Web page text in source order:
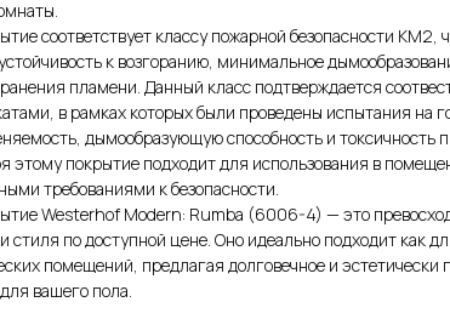
соответствует классу пожарной безопасности КМ2,
к возгоранию, минимальное
пламени. Данный класс подтверждается
в рамках которых были проведены испытания на
дымообразующую способность и токсичность
этому покрытие подходит для использования в
требованиями к безопасности.
Westerhof Modern: Rumba (6006-4) — это
и стиля по доступной цене. Оно идеально подходит как
помещений, предлагая долговечное и эстетически
вашего пола.